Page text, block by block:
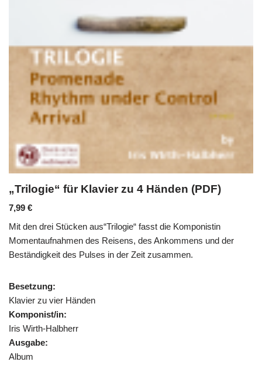
„Trilogie“ für Klavier zu 4 Händen (PDF)
7,99 €
Mit den drei Stücken aus“Trilogie“ fasst die Komponistin
Momentaufnahmen des Reisens, des Ankommens und der
Beständigkeit des Pulses in der Zeit zusammen.
Besetzung:
Klavier zu vier Händen
Komponist/in:
Iris Wirth-Halbherr
Ausgabe:
Album